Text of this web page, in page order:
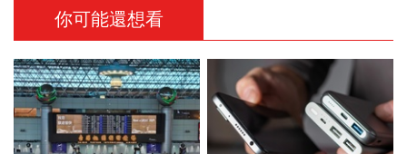
你可能還想看